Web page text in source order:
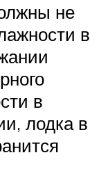
не
в
в
лодка в